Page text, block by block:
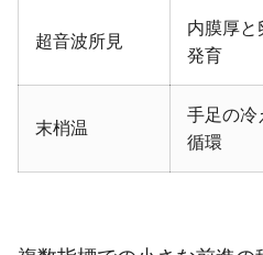
超音波所見
内膜厚と
発育
末梢温
手足の冷
循環